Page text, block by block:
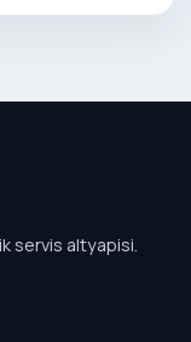
servis altyapisi.